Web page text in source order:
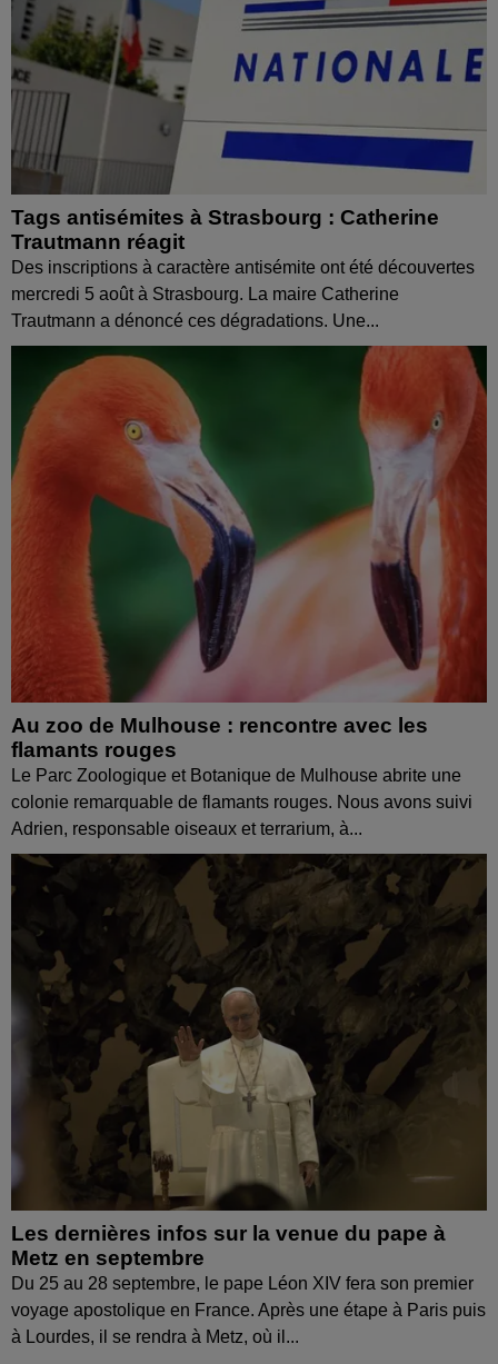
Tags antisémites à Strasbourg : Catherine
Trautmann réagit
Des inscriptions à caractère antisémite ont été découvertes
mercredi 5 août à Strasbourg. La maire Catherine
Trautmann a dénoncé ces dégradations. Une...
Au zoo de Mulhouse : rencontre avec les
flamants rouges
Le Parc Zoologique et Botanique de Mulhouse abrite une
colonie remarquable de flamants rouges. Nous avons suivi
Adrien, responsable oiseaux et terrarium, à...
Les dernières infos sur la venue du pape à
Metz en septembre
Du 25 au 28 septembre, le pape Léon XIV fera son premier
voyage apostolique en France. Après une étape à Paris puis
à Lourdes, il se rendra à Metz, où il...